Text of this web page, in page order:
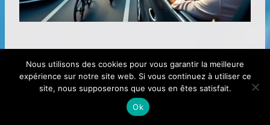
covoiturage dans les zones urbaines denses ?
Nous utilisons des cookies pour vous garantir la meilleure
expérience sur notre site web. Si vous continuez à utiliser ce
site, nous supposerons que vous en êtes satisfait.
Ok